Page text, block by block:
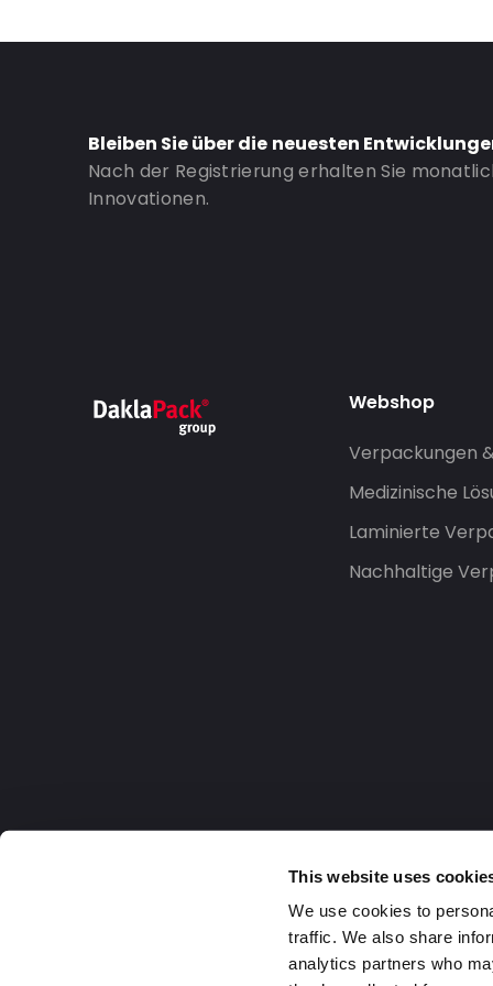
This website uses
We use cookies to
traffic. We also share
analytics partners who
Bleiben Sie über die neuesten
Nach der Registrierung erhalten Sie
Innovationen.
Webshop
Verpackungen
Medizinische
Laminierte
Nachhaltige